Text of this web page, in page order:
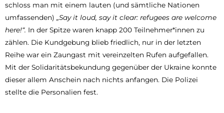
schloss man mit einem lauten (und sämtliche Nationen
umfassenden) „Say it loud, say it clear: refugees are welcome
here!“. In der Spitze waren knapp 200 Teilnehmer*innen zu
zählen. Die Kundgebung blieb friedlich, nur in der letzten
Reihe war ein Zaungast mit vereinzelten Rufen aufgefallen.
Mit der Solidaritätsbekundung gegenüber der Ukraine konnte
dieser allem Anschein nach nichts anfangen. Die Polizei
stellte die Personalien fest.